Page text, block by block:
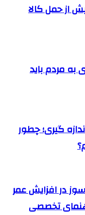
از حمل کالا
مردم باید
گیری؛ چطور
در افزایش عمر
تخصصی